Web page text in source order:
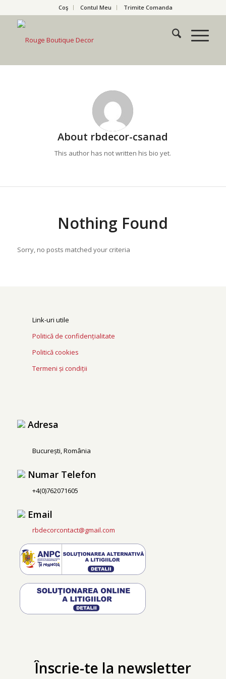
Coş Contul Meu Trimite Comanda
About rbdecor-csanad
This author has not written his bio yet.
Nothing Found
Sorry, no posts matched your criteria
Link-uri utile
Politică de confidențialitate
Politică cookies
Termeni și condiții
Adresa
București, România
Numar Telefon
+4(0)762071605
Email
rbdecorcontact@gmail.com
Înscrie-te la newsletter